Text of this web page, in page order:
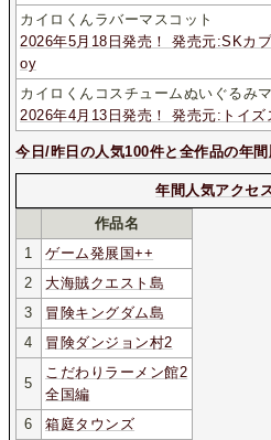
カイロくんラバーマスコット
2026年5月18日発売！ 発売元:SKカ
oy
カイロくんコスチュームぬいぐるみ
2026年4月13日発売！ 発売元:トイ
今日/昨日の人気100件と全作品の年間
年間人気アクセ
作品名
1
ゲーム発展国++
2
大海賊クエスト島
3
冒険キングダム島
4
冒険ダンジョン村2
5
こだわりラーメン館2
全国編
6
箱庭タウンズ